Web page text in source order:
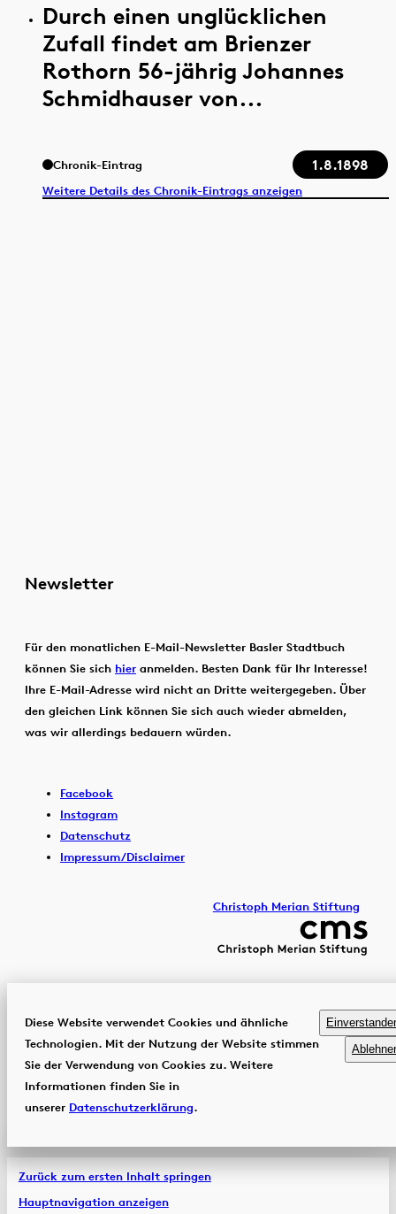
Durch einen unglücklichen
Zufall findet am Brienzer
Rothorn 56-jährig Johannes
Schmidhauser von...
Chronik-Eintrag 1.8.1898
Weitere Details des Chronik-Eintrags anzeigen
Newsletter
Für den monatlichen E-Mail-Newsletter Basler Stadtbuch
können Sie sich hier anmelden. Besten Dank für Ihr Interesse!
Ihre E-Mail-Adresse wird nicht an Dritte weitergegeben. Über
den gleichen Link können Sie sich auch wieder abmelden,
was wir allerdings bedauern würden.
Facebook
Instagram
Datenschutz
Impressum/Disclaimer
Christoph Merian Stiftung
Diese Website verwendet Cookies und ähnliche
Technologien. Mit der Nutzung der Website stimmen
Sie der Verwendung von Cookies zu. Weitere
Informationen finden Sie in
unserer Datenschutzerklärung.
Zurück zum ersten Inhalt springen
Hauptnavigation anzeigen